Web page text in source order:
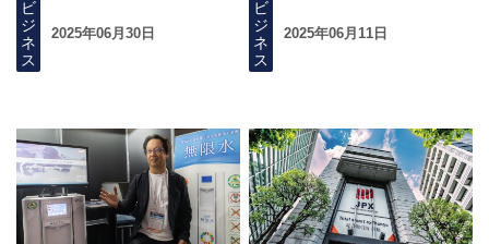
ビ
ジ
ネ
ス
2025年06月30日
ビ
ジ
ネ
ス
2025年06月11日